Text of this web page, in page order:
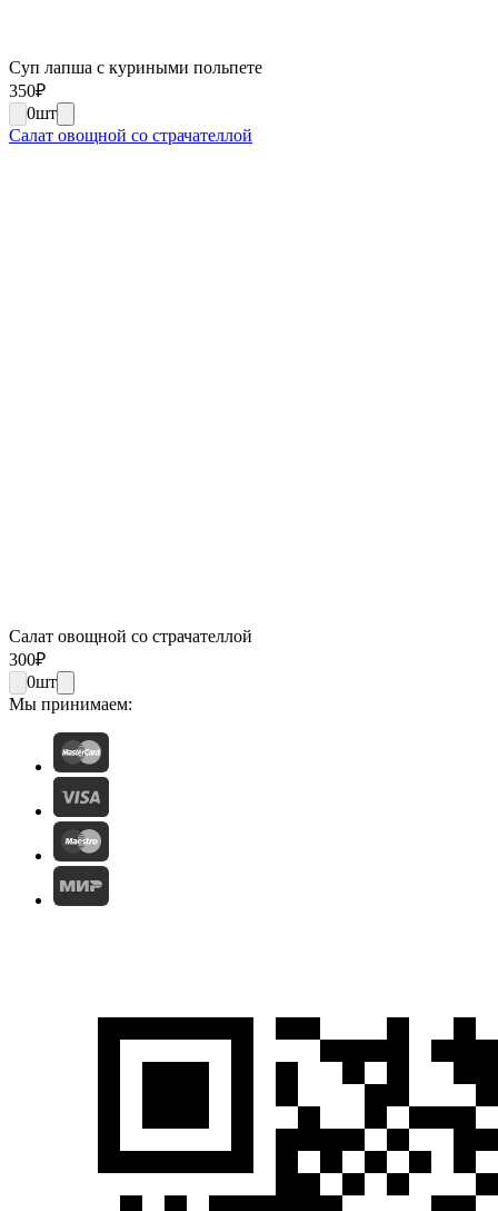
Суп лапша с куриными польпете
350₽
0шт
Салат овощной со страчателлой
Салат овощной со страчателлой
300₽
0шт
Мы принимаем: